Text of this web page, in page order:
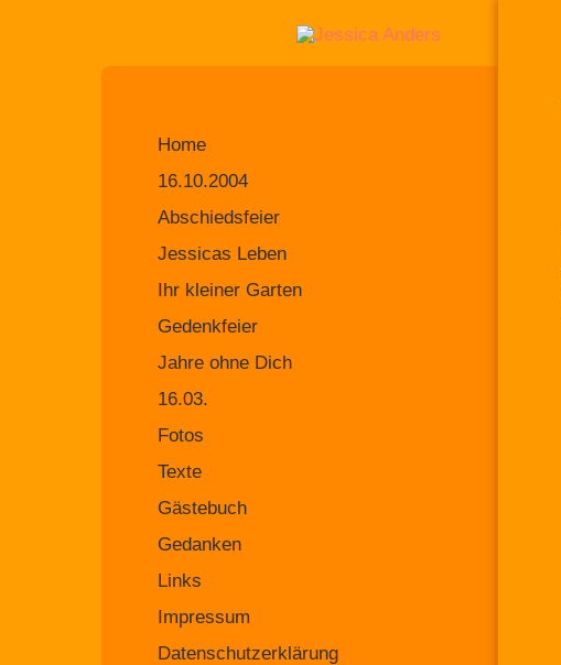
Home
16.10.2004
Abschiedsfeier
Jessicas Leben
Ihr kleiner Garten
Gedenkfeier
Jahre ohne Dich
16.03.
Fotos
Texte
Gästebuch
Gedanken
Links
Impressum
Datenschutzerklärung